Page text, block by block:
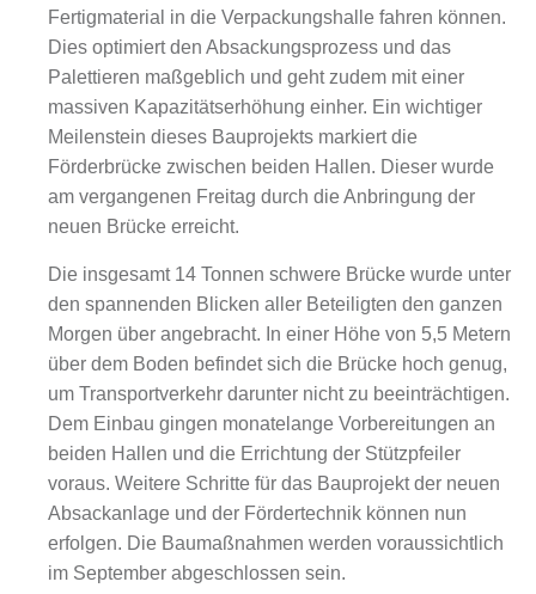
Fertigmaterial in die Verpackungshalle fahren können.
Dies optimiert den Absackungsprozess und das
Palettieren maßgeblich und geht zudem mit einer
massiven Kapazitätserhöhung einher. Ein wichtiger
Meilenstein dieses Bauprojekts markiert die
Förderbrücke zwischen beiden Hallen. Dieser wurde
am vergangenen Freitag durch die Anbringung der
neuen Brücke erreicht.
Die insgesamt 14 Tonnen schwere Brücke wurde unter
den spannenden Blicken aller Beteiligten den ganzen
Morgen über angebracht. In einer Höhe von 5,5 Metern
über dem Boden befindet sich die Brücke hoch genug,
um Transportverkehr darunter nicht zu beeinträchtigen.
Dem Einbau gingen monatelange Vorbereitungen an
beiden Hallen und die Errichtung der Stützpfeiler
voraus. Weitere Schritte für das Bauprojekt der neuen
Absackanlage und der Fördertechnik können nun
erfolgen. Die Baumaßnahmen werden voraussichtlich
im September abgeschlossen sein.